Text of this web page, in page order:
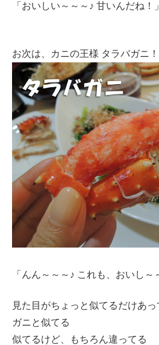
「おいしい～～～♪ 甘いんだね！」
お次は、カニの王様 タラバガニ！
「んん～～～♪ これも、おいし～
見た目がちょっと似てるだけあ
ガニと似てる
似てるけど、もちろん違ってる